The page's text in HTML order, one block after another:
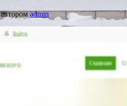
авторомadmin